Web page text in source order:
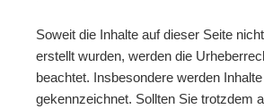
Soweit die Inhalte auf dieser Seite
erstellt wurden, werden die
beachtet. Insbesondere werden
gekennzeichnet. Sollten Sie trotzdem